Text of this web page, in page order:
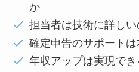
か
担当者は技術に詳しい
確定申告のサポート
年収アップは実現で